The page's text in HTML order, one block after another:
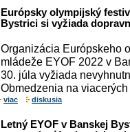
Európsky olympijský
Bystrici si vyžiada
Organizácia Európskeho
mládeže EYOF 2022 v
30. júla vyžiada
Obmedzenia na
viac diskusia
Letný EYOF v Banskej